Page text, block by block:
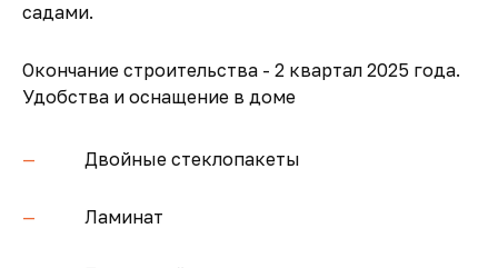
садами.
Окончание строительства - 2 квартал 2025 года.
Удобства и оснащение в доме
Двойные стеклопакеты
Ламинат